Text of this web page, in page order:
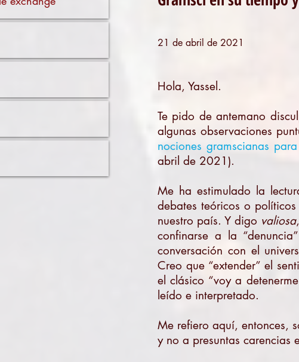
21 de abril de 2021
Hola, Yassel.
Te pido de antemano
algunas observaciones
nociones gramscianas
abril de 2021).
Me ha estimulado la
debates teóricos o
nuestro país. Y digo valiosa
confinarse a la
conversación con el
Creo que “extender” el
el clásico “voy a
leído e interpretado.
Me refiero aquí, entonces,
y no a presuntas carencias